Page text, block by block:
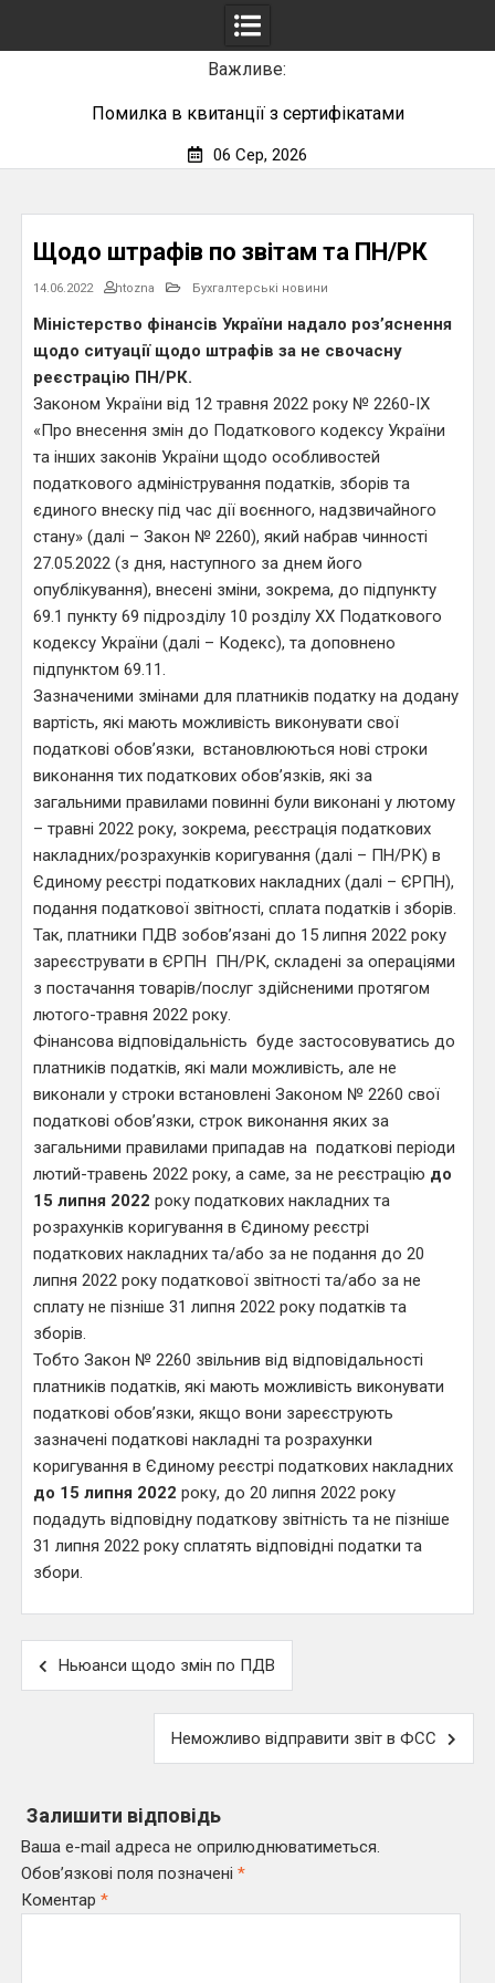
Важливе:
Помилка в квитанції з сертифікатами
06 Сер, 2026
Щодо штрафів по звітам та ПН/РК
14.06.2022 htozna Бухгалтерські новини
Міністерство фінансів України надало роз’яснення
щодо ситуації щодо штрафів за не свочасну
реєстрацію ПН/РК.
Законом України від 12 травня 2022 року № 2260-IX
«Про внесення змін до Податкового кодексу України
та інших законів України щодо особливостей
податкового адміністрування податків, зборів та
єдиного внеску під час дії воєнного, надзвичайного
стану» (далі – Закон № 2260), який набрав чинності
27.05.2022 (з дня, наступного за днем його
опублікування), внесені зміни, зокрема, до підпункту
69.1 пункту 69 підрозділу 10 розділу ХХ Податкового
кодексу України (далі – Кодекс), та доповнено
підпунктом 69.11.
Зазначеними змінами для платників податку на додану
вартість, які мають можливість виконувати свої
податкові обов’язки, встановлюються нові строки
виконання тих податкових обов’язків, які за
загальними правилами повинні були виконані у лютому
– травні 2022 року, зокрема, реєстрація податкових
накладних/розрахунків коригування (далі – ПН/РК) в
Єдиному реєстрі податкових накладних (далі – ЄРПН),
подання податкової звітності, сплата податків і зборів.
Так, платники ПДВ зобов’язані до 15 липня 2022 року
зареєструвати в ЄРПН ПН/РК, складені за операціями
з постачання товарів/послуг здійсненими протягом
лютого-травня 2022 року.
Фінансова відповідальність буде застосовуватись до
платників податків, які мали можливість, але не
виконали у строки встановлені Законом № 2260 свої
податкові обов’язки, строк виконання яких за
загальними правилами припадав на податкові періоди
лютий-травень 2022 року, а саме, за не реєстрацію до
15 липня 2022 року податкових накладних та
розрахунків коригування в Єдиному реєстрі
податкових накладних та/або за не подання до 20
липня 2022 року податкової звітності та/або за не
сплату не пізніше 31 липня 2022 року податків та
зборів.
Тобто Закон № 2260 звільнив від відповідальності
платників податків, які мають можливість виконувати
податкові обов’язки, якщо вони зареєструють
зазначені податкові накладні та розрахунки
коригування в Єдиному реєстрі податкових накладних
до 15 липня 2022 року, до 20 липня 2022 року
подадуть відповідну податкову звітність та не пізніше
31 липня 2022 року сплатять відповідні податки та
збори.
Навігація
Ньюанси щодо змін по ПДВ
Неможливо відправити звіт в ФСС
Залишити відповідь
Ваша e-mail адреса не оприлюднюватиметься.
Обов’язкові поля позначені *
Коментар *